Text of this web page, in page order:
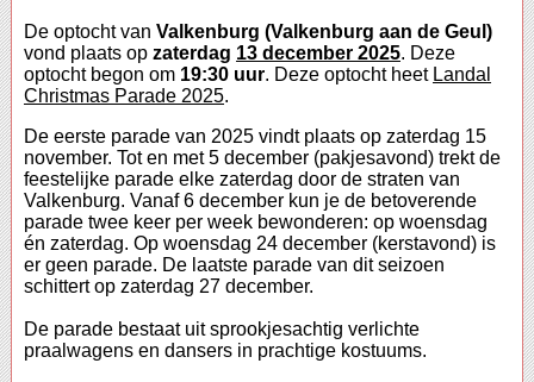
De optocht van Valkenburg (Valkenburg aan de Geul)
vond plaats op zaterdag 13 december 2025. Deze
optocht begon om 19:30 uur. Deze optocht heet Landal
Christmas Parade 2025.
De eerste parade van 2025 vindt plaats op zaterdag 15
november. Tot en met 5 december (pakjesavond) trekt de
feestelijke parade elke zaterdag door de straten van
Valkenburg. Vanaf 6 december kun je de betoverende
parade twee keer per week bewonderen: op woensdag
én zaterdag. Op woensdag 24 december (kerstavond) is
er geen parade. De laatste parade van dit seizoen
schittert op zaterdag 27 december.
De parade bestaat uit sprookjesachtig verlichte
praalwagens en dansers in prachtige kostuums.